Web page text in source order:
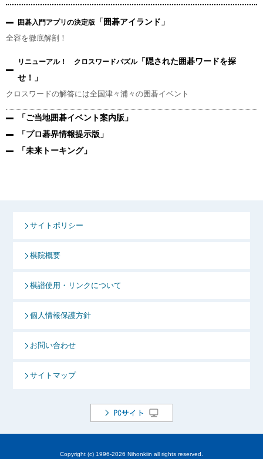
囲碁入門アプリの決定版
「囲碁アイランド」
全容を徹底解剖！
リニューアル！ クロスワードパズル「隠された囲碁ワードを探
せ！」
クロスワードの解答には全国津々浦々の囲碁イベント
「ご当地囲碁イベント案内版」
「プロ碁界情報提示版」
「未来トーキング」
サイトポリシー
棋院概要
棋譜使用・リンクについて
個人情報保護方針
お問い合わせ
サイトマップ
Copyright (c) 1996-2026 Nihonkiin all rights reserved.